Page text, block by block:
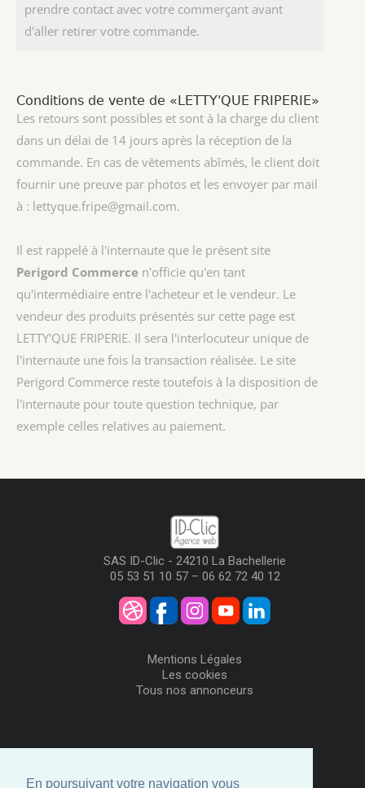
En poursuivant votre navigation vous
prendre contact avec votre commerçant avant
d'aller retirer votre commande.
Conditions de vente de «LETTY'QUE FRIPERIE»
Les retours sont possibles et sont à la charge du client
dans un délai de 14 jours après la réception de la
commande. En cas de vêtements abîmés, le client doit
fournir une preuve par photos et les envoyer par mail
à : lettyque.fripe@gmail.com.
Il est rappelé à l'internaute que le présent site
Perigord Commerce n'officie qu'en tant
qu'intermédiaire entre l'acheteur et le vendeur. Le
vendeur des produits présentés sur cette page est
LETTY'QUE FRIPERIE. Il sera l'interlocuteur unique de
l'internaute une fois la transaction réalisée. Le site
Perigord Commerce reste toutefois à la disposition de
l'internaute pour toute question technique, par
exemple celles relatives au paiement.
SAS ID-Clic - 24210 La Bachellerie
05 53 51 10 57 – 06 62 72 40 12
Mentions Légales
Les cookies
Tous nos annonceurs
Me Connecter